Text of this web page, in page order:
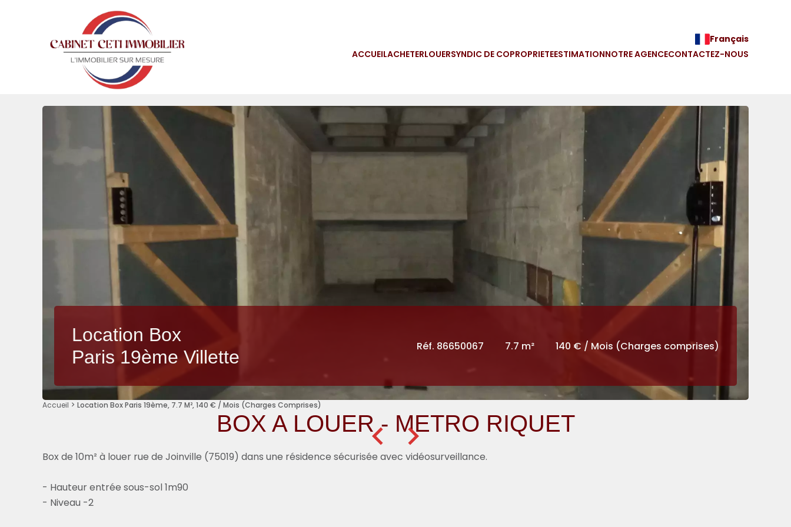
Français
ACCUEILACHETERLOUERSYNDIC DE COPROPRIETEESTIMATIONNOTRE AGENCECONTACTEZ-NOUS
Location Box
Paris 19ème Villette
Réf. 86650067 7.7 m² 140 € / Mois (Charges comprises)
Accueil Location Box Paris 19ème, 7.7 M², 140 € / Mois (Charges Comprises)
BOX A LOUER - METRO RIQUET
Box de 10m² à louer rue de Joinville (75019) dans une résidence sécurisée avec vidéosurveillance.
- Hauteur entrée sous-sol 1m90
- Niveau -2